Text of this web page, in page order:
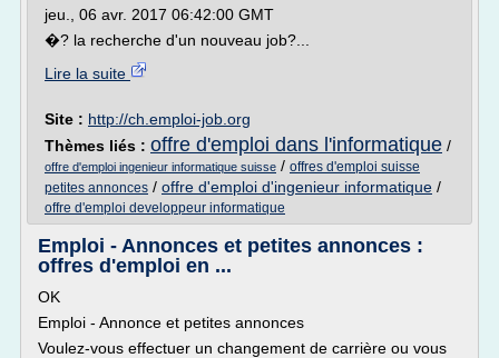
jeu., 06 avr. 2017 06:42:00 GMT
�? la recherche d'un nouveau job?...
Lire la suite
Site : http://ch.emploi-job.org
Thèmes liés : offre d'emploi dans l'informatique /
offre d'emploi ingenieur informatique suisse / offres d'emploi suisse
petites annonces / offre d'emploi d'ingenieur informatique /
offre d'emploi developpeur informatique
Emploi - Annonces et petites annonces :
offres d'emploi en ...
OK
Emploi - Annonce et petites annonces
Voulez-vous effectuer un changement de carrière ou vous